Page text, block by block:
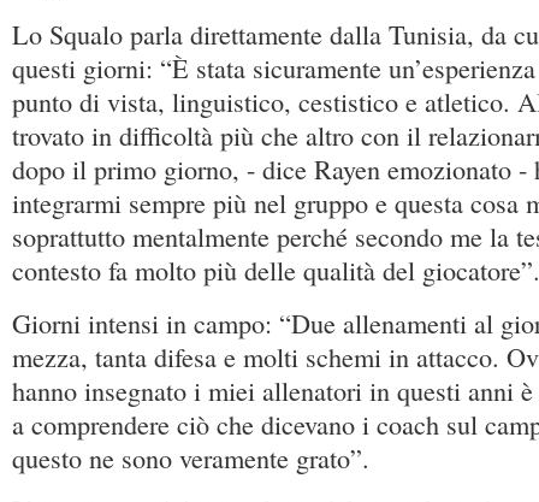
Lo Squalo parla direttamente dalla Tunisia, da
questi giorni: “È stata sicuramente
punto di vista, linguistico, cestistico e atletico.
trovato in difficoltà più che altro con il
dopo il primo giorno, - dice Rayen emozionato -
integrarmi sempre più nel gruppo e questa cosa
soprattutto mentalmente perché secondo me la
contesto fa molto più delle qualità del giocatore”.
Giorni intensi in campo: “Due allenamenti al
mezza, tanta difesa e molti schemi in attacco.
hanno insegnato i miei allenatori in questi anni
a comprendere ciò che dicevano i coach sul
questo ne sono veramente grato”.